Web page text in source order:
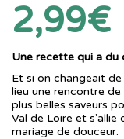
2,99€
Une recette qui a
Et si on changeait
lieu une rencontre
plus belles saveurs
Val de Loire et
mariage de douceur.